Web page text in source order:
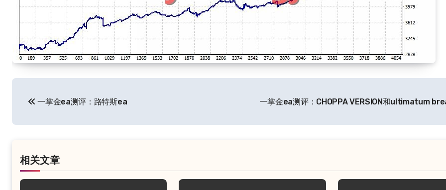
导
一掌金ea测评：路特斯ea 一掌金ea测评：CHOPPA VERSION和ultimatum
相关文章